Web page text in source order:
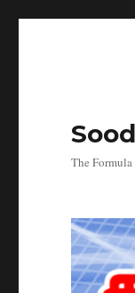
The Formula